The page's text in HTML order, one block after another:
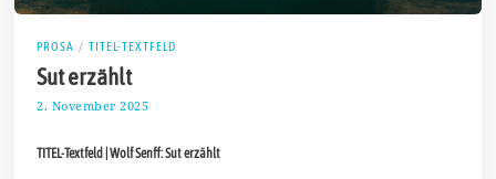
PROSA / TITEL-TEXTFELD
Sut erzählt
2. November 2025
N
TITEL-Textfeld | Wolf Senff: Sut erzählt